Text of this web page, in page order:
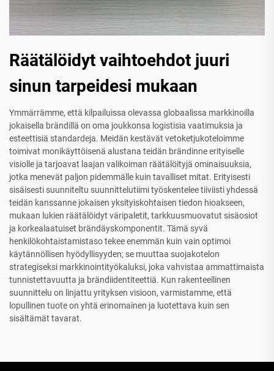
Räätälöidyt vaihtoehdot juuri
sinun tarpeidesi mukaan
Ymmärrämme, että kilpailuissa olevassa globaalissa markkinoilla
jokaisella brändillä on oma joukkonsa logistisia vaatimuksia ja
esteettisiä standardeja. Meidän kestävät vetoketjukoteloimme
toimivat monikäyttöisenä alustana teidän brändinne erityiselle
visiolle ja tarjoavat laajan valikoiman räätälöityjä ominaisuuksia,
jotka menevät paljon pidemmälle kuin tavalliset mitat. Erityisesti
sisäisesti suunniteltu suunnittelutiimi työskentelee tiiviisti yhdessä
teidän kanssanne jokaisen yksityiskohtaisen tiedon hioakseen,
mukaan lukien räätälöidyt väripaletit, tarkkuusmuovatut sisäosiot
ja korkealaatuiset brändäyskomponentit. Tämä syvä
henkilökohtaistamistaso tekee enemmän kuin vain optimoi
käytännöllisen hyödyllisyyden; se muuttaa suojakotelon
strategiseksi markkinointityökaluksi, joka vahvistaa ammattimaista
tunnistettavuutta ja brändiidentiteettiä. Kun rakenteellinen
suunnittelu on linjattu yrityksen visioon, varmistamme, että
lopullinen tuote on yhtä erinomainen ja luotettava kuin sen
sisältämät tavarat.